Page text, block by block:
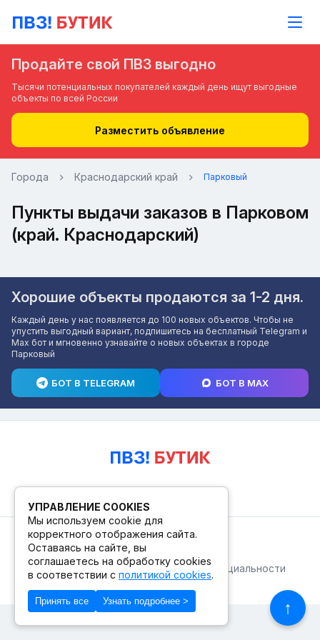
Продайте свой ПВЗ выгодно
Тысячи потенциальных покупателей каждый день ищут выгодные
объекты по всей России
Разместить объявление
Города Краснодарский край Парковый
Пункты выдачи заказов в Парковом
(край. Краснодарский)
Хорошие объекты продаются за 1-2 дня.
Каждый день у нас появляется до 100 новых объектов. Чтобы не
упустить выгодный вариант, подпишитесь на бесплатный Telegram и
Max бот и мгновенно узнавайте о новых объектах в городе
Парковый
БОТ В TELEGRAM БОТ В MAX
↑
© 2026. ПВЗ! БУТИК.
Публичная офертаПолитика конфиденциальности
© Сделано в Фидживеб
УПРАВЛЕНИЕ COOKIES
Мы используем cookie для
корректного отображения сайта.
Оставаясь на сайте, вы
соглашаетесь на обработку cookies
в соответствии с политикой cookies.
Принять все Узнать подробнее >